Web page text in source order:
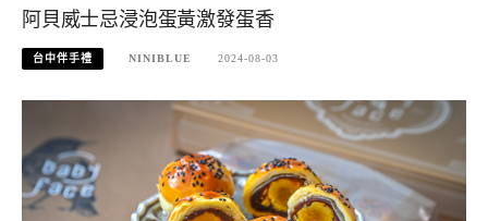
阿貝威士忌浸泡蛋黃激發蛋香
台中伴手禮 NINIBLUE 2024-08-03